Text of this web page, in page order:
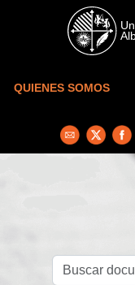
Skip to main content
QUIENES SOMOS